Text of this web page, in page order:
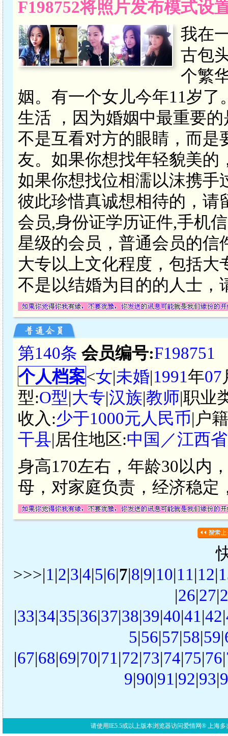
F198752将照片发布模式设
我在
古包
个繁
姻。有一个女儿今年11岁
生活 ，因为婚姻中最重要
不是互看对方的眼睛，而是
友。如果你想找年轻貌美的
如果你想找位相濡以沫携手
彼此珍惜真诚想相待的，请
会员,身份证学历证件,手机
星级的会员，普通会员的信
大专以上文化程度，包括大
不是以结婚为目的的人士，
第140条 会员编号:F198751
个人档案<女|未婚|1991年07
型:O型|大专|汉族|教师|职业
收入:少于1000元人民币|户
干县|居住地区:中国／江西
身高170左右，年龄30以内
母，对家庭负责，经济稳定
>>>|1|2|3|4|5|6|7|8|9|10|11|12|
|26|27|
|33|34|35|36|37|38|39|40|41|42|
5|56|57|58|59|
|67|68|69|70|71|72|73|74|75|76|
9|90|91|92|93|
请使用IE5.5或以上版本浏览器访问爱情网® 上海多